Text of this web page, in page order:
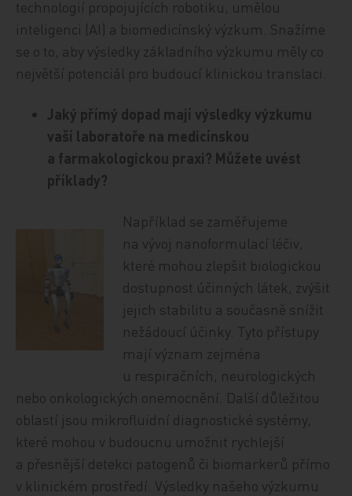
technologií propojujících robotiku, umělou
inteligenci (AI) a biomedicínský výzkum. Snažíme
se o to, aby výsledky základního výzkumu měly co
největší potenciál pro budoucí klinickou translaci.
Jaký přímý dopad mají výsledky výzkumu
vaší laboratoře na medicínskou
a farmakologickou praxi? Můžete uvést
příklady?
Například se zaměřujeme
na vývoj nanoformulací léčiv,
které mohou zlepšit biologickou
dostupnost účinných látek, zvýšit
jejich stabilitu a současně snížit
nežádoucí účinky. Tyto přístupy
mají význam zejména
u respiračních, neurologických
nebo onkologických onemocnění. Další důležitou
oblastí jsou mikrofluidní diagnostické systémy,
které mohou v budoucnu umožnit rychlejší
a přesnější detekci patogenů či biomarkerů přímo
v klinickém prostředí. Výsledky našeho výzkumu